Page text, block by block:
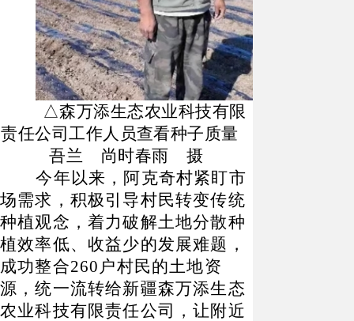
△森万添生态农业科技有限
责任公司工作人员查看种子质量
吾兰 尚时春雨 摄
今年以来，阿克奇村紧盯市
场需求，积极引导村民转变传统
种植观念，着力破解土地分散种
植效率低、收益少的发展难题，
成功整合260户村民的土地资
源，统一流转给新疆森万添生态
农业科技有限责任公司，让附近